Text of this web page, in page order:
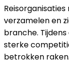
verzamelen en
branche.
sterke
betrokken raken.